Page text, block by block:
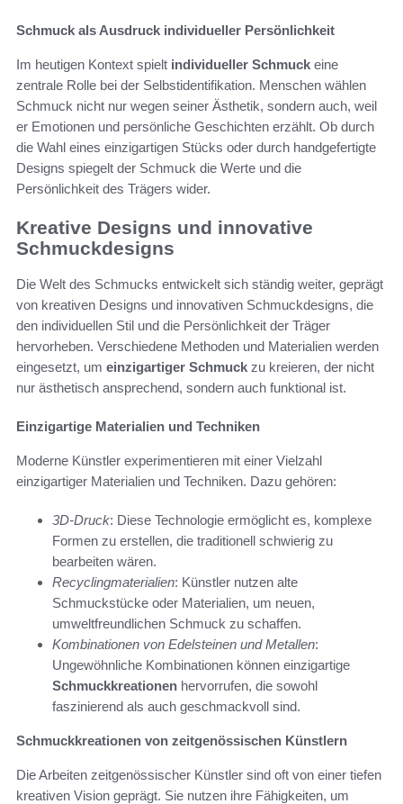
Schmuck als Ausdruck individueller Persönlichkeit
Im heutigen Kontext spielt individueller Schmuck eine
zentrale Rolle bei der Selbstidentifikation. Menschen wählen
Schmuck nicht nur wegen seiner Ästhetik, sondern auch, weil
er Emotionen und persönliche Geschichten erzählt. Ob durch
die Wahl eines einzigartigen Stücks oder durch handgefertigte
Designs spiegelt der Schmuck die Werte und die
Persönlichkeit des Trägers wider.
Kreative Designs und innovative
Schmuckdesigns
Die Welt des Schmucks entwickelt sich ständig weiter, geprägt
von kreativen Designs und innovativen Schmuckdesigns, die
den individuellen Stil und die Persönlichkeit der Träger
hervorheben. Verschiedene Methoden und Materialien werden
eingesetzt, um einzigartiger Schmuck zu kreieren, der nicht
nur ästhetisch ansprechend, sondern auch funktional ist.
Einzigartige Materialien und Techniken
Moderne Künstler experimentieren mit einer Vielzahl
einzigartiger Materialien und Techniken. Dazu gehören:
3D-Druck: Diese Technologie ermöglicht es, komplexe
Formen zu erstellen, die traditionell schwierig zu
bearbeiten wären.
Recyclingmaterialien: Künstler nutzen alte
Schmuckstücke oder Materialien, um neuen,
umweltfreundlichen Schmuck zu schaffen.
Kombinationen von Edelsteinen und Metallen:
Ungewöhnliche Kombinationen können einzigartige
Schmuckkreationen hervorrufen, die sowohl
faszinierend als auch geschmackvoll sind.
Schmuckkreationen von zeitgenössischen Künstlern
Die Arbeiten zeitgenössischer Künstler sind oft von einer tiefen
kreativen Vision geprägt. Sie nutzen ihre Fähigkeiten, um